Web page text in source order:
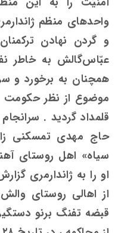
واحدهای منظم
و گردن نهادن
عبّاس‌گالش به خاطر
همچنان به برخورد و
موضوع از نظر حکومت
حاج مهدی تمسکنی
سیاه» اهل روستای
او را به ژاندارمری
از اهالی روستای
قبضه تفنگ برنو